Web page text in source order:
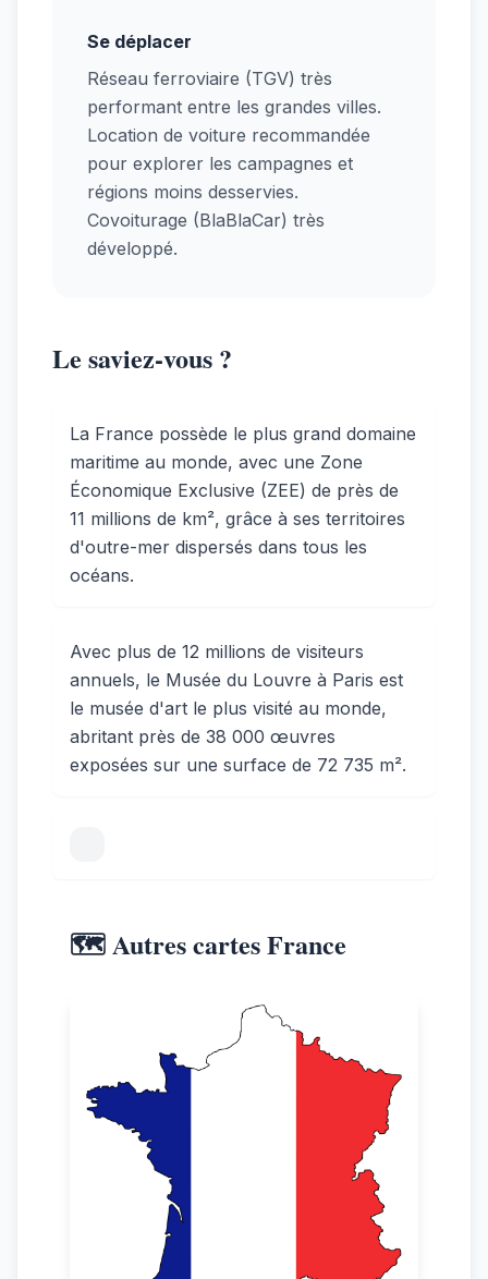
Se déplacer
Réseau ferroviaire (TGV) très
performant entre les grandes villes.
Location de voiture recommandée
pour explorer les campagnes et
régions moins desservies.
Covoiturage (BlaBlaCar) très
développé.
Le saviez-vous ?
La France possède le plus grand domaine
maritime au monde, avec une Zone
Économique Exclusive (ZEE) de près de
11 millions de km², grâce à ses territoires
d'outre-mer dispersés dans tous les
océans.
Avec plus de 12 millions de visiteurs
annuels, le Musée du Louvre à Paris est
le musée d'art le plus visité au monde,
abritant près de 38 000 œuvres
exposées sur une surface de 72 735 m².
🗺️ Autres cartes France